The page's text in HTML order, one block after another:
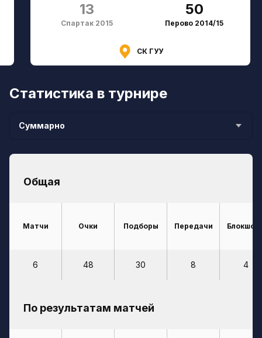
13
Спартак 2015
50
Перово 2014/15
СК ГУУ
Статистика в турнире
Суммарно
Общая
Матчи Очки Подборы Передачи
6 48 30 8 4
По результатам матчей